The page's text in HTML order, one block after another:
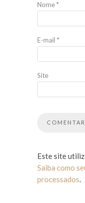
Nome*
E-mail *
Site
Este site
Saiba como
processados.